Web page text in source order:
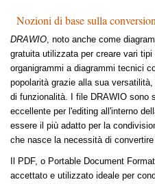
Nozioni di base sulla
DRAWIO, noto anche come
gratuita utilizzata per creare vari
organigrammi a diagrammi tecnici
popolarità grazie alla sua
di funzionalità. I file DRAWIO sono
eccellente per l'editing all'interno
essere il più adatto per la
che nasce la necessità di
Il PDF, o Portable Document
accettato e utilizzato ideale per